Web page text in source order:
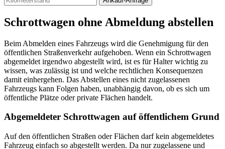
Schrottwagen ohne Abmeldung abstellen
Beim Abmelden eines Fahrzeugs wird die Genehmigung für den
öffentlichen Straßenverkehr aufgehoben. Wenn ein Schrottwagen
abgemeldet irgendwo abgestellt wird, ist es für Halter wichtig zu
wissen, was zulässig ist und welche rechtlichen Konsequenzen
damit einhergehen. Das Abstellen eines nicht zugelassenen
Fahrzeugs kann Folgen haben, unabhängig davon, ob es sich um
öffentliche Plätze oder private Flächen handelt.
Abgemeldeter Schrottwagen auf öffentlichem Grund
Auf den öffentlichen Straßen oder Flächen darf kein abgemeldetes
Fahrzeug einfach so abgestellt werden. Da nur zugelassene und